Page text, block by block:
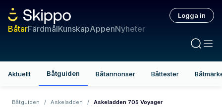
BåtarFärdmålKunskapAppenNyheter
Logga in
Aktuellt Båtguiden Båtannonser Båttester
Båtguiden / Askeladden / Askeladden 705 Voyager